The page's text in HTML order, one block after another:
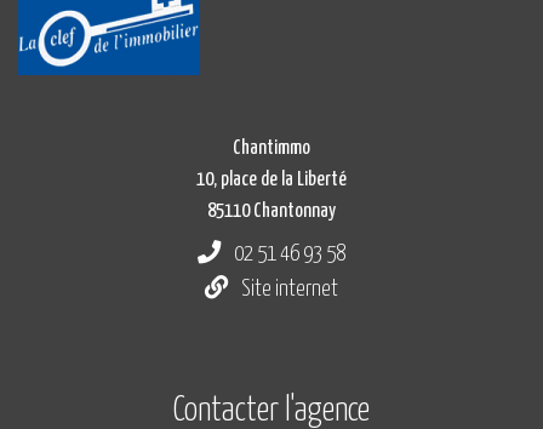
Chantimmo
10, place de la Liberté
85110 Chantonnay
02 51 46 93 58
Site internet
Contacter l'agence